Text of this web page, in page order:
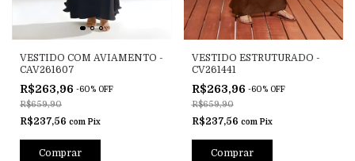
VESTIDO COM AVIAMENTO -
CAV261607
R$263,96 -60% OFF
R$659,90
R$237,56 com Pix
Comprar
VESTIDO ESTRUTURADO -
CV261441
R$263,96 -60% OFF
R$659,90
R$237,56 com Pix
Comprar